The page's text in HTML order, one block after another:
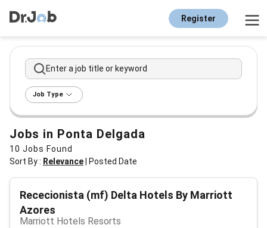
Register
Enter a job title or keyword
Job Type
Jobs in Ponta Delgada
10 Jobs Found
Sort By : Relevance Posted Date
Rececionista (mf) Delta Hotels By Marriott
Azores
Marriott Hotels Resorts